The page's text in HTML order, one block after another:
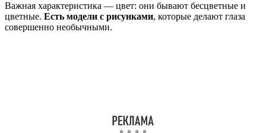
Важная характеристика — цвет: они бывают бесцветные и
цветные. Есть модели с рисунками, которые делают глаза
совершенно необычными.